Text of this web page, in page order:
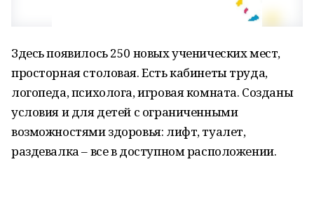
Здесь появилось 250 новых ученических мест,
просторная столовая. Есть кабинеты труда,
логопеда, психолога, игровая комната. Созданы
условия и для детей с ограниченными
возможностями здоровья: лифт, туалет,
раздевалка – все в доступном расположении.